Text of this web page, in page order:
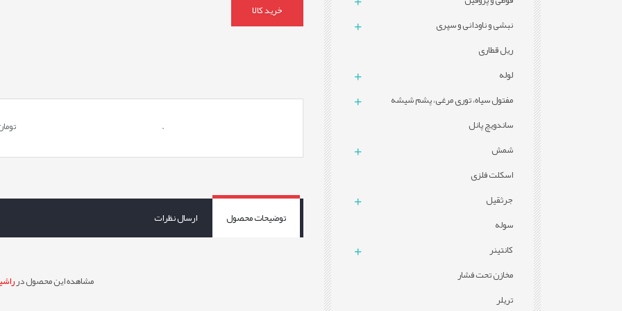
خرید کالا
.
توضیحات محصول ارسال نظرات
مشاهده این محصول در
نبشی و ناودانی و سپری
ریل قطاری
لوله
مفتول سیاه، توری مرغی، پشم شیشه
ساندویچ پانل
شمش
اسکلت فلزی
جرثقیل
سوله
کانتینر
مخازن تحت فشار
تریلر